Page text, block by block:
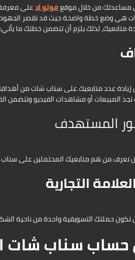
من خلال موقعفولو ادعلى معرفة
هي وضع خطة واضحة حيث قد تقصر الجهود
متابعيك، لذلك يلزم أن تتضمن خطتك ما يأتي:
عدد متابعيك على سناب شات من
المبيعات أو مشاهدات الفيديو وتتضمن
المستهدف
تعرف من هم متابعيك المحتملين على
التجارية
حملتك التسويقية واحدة من ناحية
حساب سناب شات